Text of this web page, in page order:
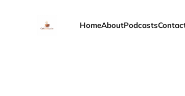
HomeAboutPodcasts